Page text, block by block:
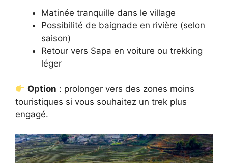
Matinée tranquille dans le village
Possibilité de baignade en rivière (selon
saison)
Retour vers Sapa en voiture ou trekking
léger
Option : prolonger vers des zones moins
touristiques si vous souhaitez un trek plus
engagé.